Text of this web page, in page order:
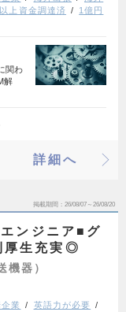
上資金調達済
1億円
関わ
解
詳細へ
掲載期間 26/08/07～26/08/20
ンジニア■グ
厚生充実◎
機器）
企業
英語力が必要